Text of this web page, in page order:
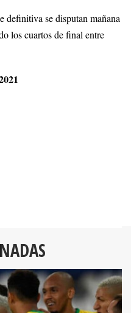
definitiva se disputan mañana
los cuartos de final entre